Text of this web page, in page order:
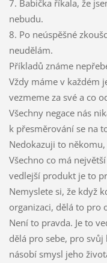
7. Babička říkala, že
nebudu.
8. Po neúspěšné
neudělám.
Příkladů známe
Vždy máme v každém
vezmeme za své a co
Všechny negace nás
k přesměrování se na
Nedokazuji to někomu,
Všechno co má
vedlejší produkt je to
Nemyslete si, že když
organizaci, dělá to pro
Není to pravda. Je to
dělá pro sebe, pro
násobí smysl jeho